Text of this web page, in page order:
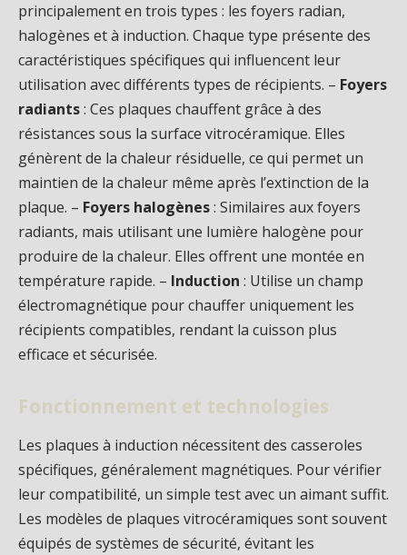
principalement en trois types : les foyers radian,
halogènes et à induction. Chaque type présente des
caractéristiques spécifiques qui influencent leur
utilisation avec différents types de récipients. – Foyers
radiants: Ces plaques chauffent grâce à des
résistances sous la surface vitrocéramique. Elles
génèrent de la chaleur résiduelle, ce qui permet un
maintien de la chaleur même après l’extinction de la
plaque. – Foyers halogènes: Similaires aux foyers
radiants, mais utilisant une lumière halogène pour
produire de la chaleur. Elles offrent une montée en
température rapide. – Induction : Utilise un champ
électromagnétique pour chauffer uniquement les
récipients compatibles, rendant la cuisson plus
efficace et sécurisée.
Fonctionnement et technologies
Les plaques à induction nécessitent des casseroles
spécifiques, généralement magnétiques. Pour vérifier
leur compatibilité, un simple test avec un aimant suffit.
Les modèles de plaques vitrocéramiques sont souvent
équipés de systèmes de sécurité, évitant les